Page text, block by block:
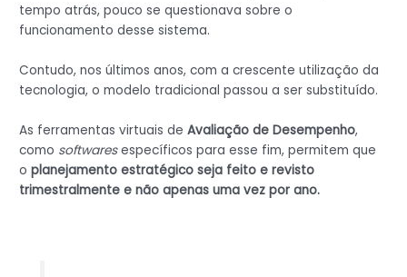
tempo atrás, pouco se questionava sobre o
funcionamento desse sistema.
Contudo, nos últimos anos, com a crescente utilização da
tecnologia, o modelo tradicional passou a ser substituído.
As ferramentas virtuais deAvaliação de Desempenho,
como softwaresespecíficos para esse fim, permitem que
oplanejamento estratégico seja feito e revisto
trimestralmente e não apenas uma vez por ano.